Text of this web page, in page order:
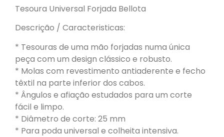
Tesoura Universal Forjada Bellota
Descrição / Caracteristicas:
* Tesouras de uma mão forjadas numa única
peça com um design clássico e robusto.
* Molas com revestimento antiaderente e fecho
têxtil na parte inferior dos cabos.
* Ângulos e afiação estudados para um corte
fácil e limpo.
* Diâmetro de corte: 25 mm
* Para poda universal e colheita intensiva.